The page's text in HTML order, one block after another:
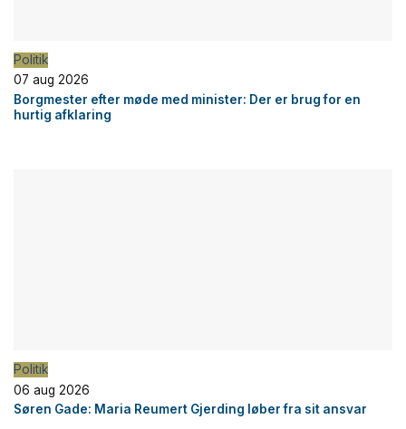
Politik
07 aug 2026
Borgmester efter møde med minister: Der er brug for en
hurtig afklaring
Politik
06 aug 2026
Søren Gade: Maria Reumert Gjerding løber fra sit ansvar